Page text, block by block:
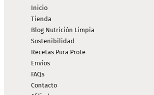
Inicio
Tienda
Blog Nutrición Limpia
Sostenibilidad
Recetas Pura Prote
Envíos
FAQs
Contacto